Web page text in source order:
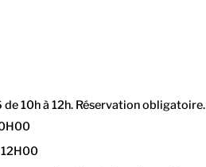
10h à 12h. Réservation obligatoire.